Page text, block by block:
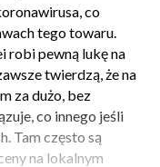
co
tego towaru.
robi pewną lukę na
twierdzą, że na
za dużo, bez
co innego jeśli
Tam często są
na lokalnym